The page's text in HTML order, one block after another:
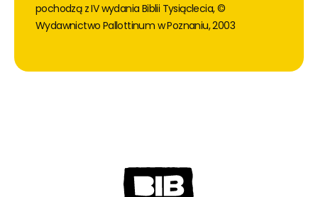
pochodzą z IV wydania Biblii Tysiąclecia, ©
Wydawnictwo Pallottinum w Poznaniu, 2003